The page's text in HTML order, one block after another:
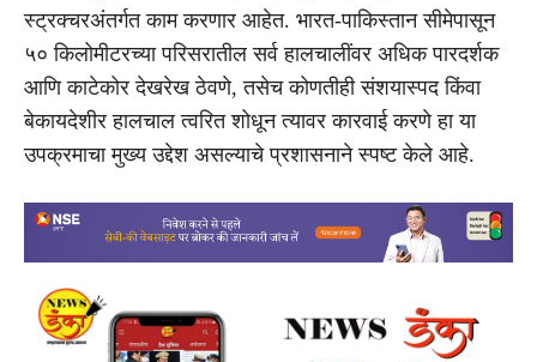
स्ट्रक्चरअंतर्गत काम करणार आहेत. भारत-पाकिस्तान सीमेपासून
५० किलोमीटरच्या परिसरातील सर्व हालचालींवर अधिक पारदर्शक
आणि काटेकोर देखरेख ठेवणे, तसेच कोणतीही संशयास्पद किंवा
बेकायदेशीर हालचाल त्वरित शोधून त्यावर कारवाई करणे हा या
उपक्रमाचा मुख्य उद्देश असल्याचे प्रशासनाने स्पष्ट केले आहे.